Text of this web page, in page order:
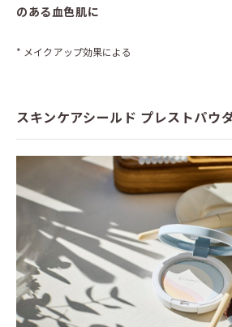
のある血色肌に
* メイクアップ効果による
スキンケアシールド プレストパウ